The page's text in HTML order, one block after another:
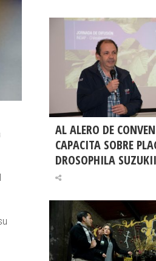
AL ALERO DE
CAPACITA SOBRE
DROSOPHILA SUZUKII